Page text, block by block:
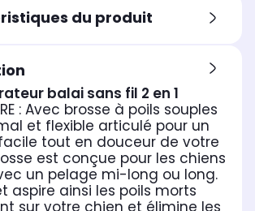
tapis,
spécial
?
Station de recharge
Carrelages, parquets, tapis,
moquettes
Brosse ou Accessoire spécial
Adaptateur pour meuble
bas pour aspirer sous le
mobilier sans se baisser
Pour quelles surfaces ?
du produit
balai sans fil 2 en 1
: Avec brosse à poils souples
et flexible articulé pour un
tout en douceur de votre
est conçue pour les chiens
un pelage mi-long ou long.
aspire ainsi les poils morts